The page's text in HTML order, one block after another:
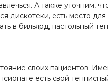
А также уточним,
дискотеки, есть место для
в бильярд, настольный
своих пациентов.
есть свой